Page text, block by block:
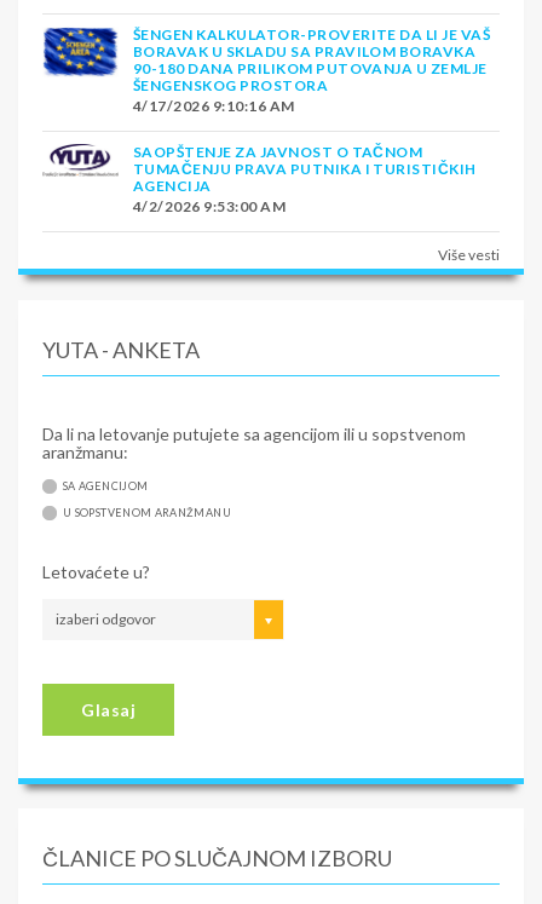
ŠENGEN KALKULATOR-PROVERITE DA LI JE VAŠ
BORAVAK U SKLADU SA PRAVILOM BORAVKA
90-180 DANA PRILIKOM PUTOVANJA U ZEMLJE
ŠENGENSKOG PROSTORA
4/17/2026 9:10:16 AM
SAOPŠTENJE ZA JAVNOST O TAČNOM
TUMAČENJU PRAVA PUTNIKA I TURISTIČKIH
AGENCIJA
4/2/2026 9:53:00 AM
Više vesti
YUTA - ANKETA
Da li na letovanje putujete sa agencijom ili u sopstvenom
aranžmanu:
SA AGENCIJOM
U SOPSTVENOM ARANŽMANU
Letovaćete u?
izaberi odgovor
Glasaj
ČLANICE PO SLUČAJNOM IZBORU